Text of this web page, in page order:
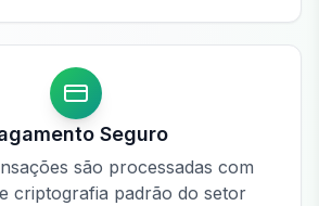
Seguro
são processadas com
criptografia padrão do setor